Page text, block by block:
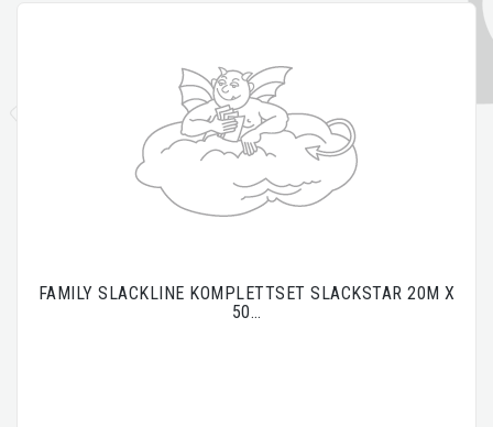
FAMILY SLACKLINE KOMPLETTSET SLACKSTAR 20M X
50…